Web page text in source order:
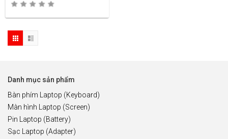
Danh mục sản phẩm
Bàn phím Laptop (Keyboard)
Màn hình Laptop (Screen)
Pin Laptop (Battery)
Sạc Laptop (Adapter)